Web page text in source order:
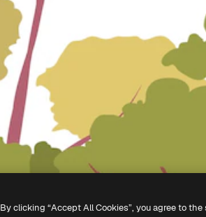
By clicking “Accept All Cookies”, you agree to